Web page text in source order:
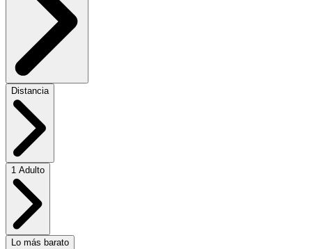
Distancia
1 Adulto
Lo más barato